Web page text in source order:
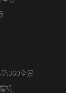
路360全景
机